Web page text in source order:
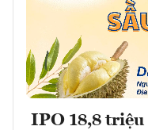
IPO 18,8